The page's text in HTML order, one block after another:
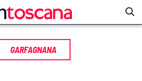
GARFAGNANA